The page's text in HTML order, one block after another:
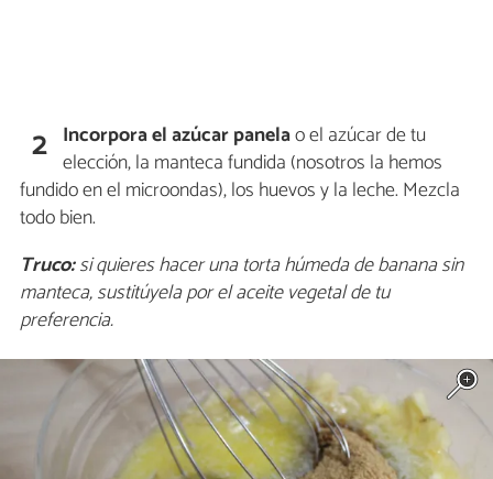
2 Incorpora el azúcar panelao el azúcar de tu
elección, la manteca fundida (nosotros la hemos
fundido en el microondas), los huevos y la leche. Mezcla
todo bien.
Truco:si quieres hacer una torta húmeda de banana sin
manteca, sustitúyela por el aceite vegetal de tu
preferencia.